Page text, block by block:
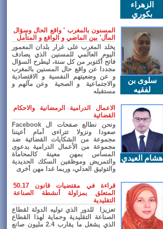
الزهراء
بكوري
سلوى بن
لفقيه
المسنون بالمغرب ' واقع الحال وسؤال
المآل' بين الماضي و الواقع و المتأمل
يخلد المغرب على غرار بلدان المعمور
اليوم العالمي للمسنين الذي يصادف
فاتح أكتوبر من كل سنة، ليطرح السؤال
مجددا عن واقع حال المسنين بالمغرب
و عن وضعيتهم النفسية و الاقتصادية
والاجتماعية و الصحية وعن مآلهم و
مستقبله
هشام العيدي
الاعمال الدرامية الرمضانية والاحكام
القضائية
ونحن نطالع صفحات ال Facebook
صعودا ونزولا تتراءى أمام أعيننا
مجموعة من الشكايات القضائية ضد
مجموعة من الأعمال الدرامية بدعوى
المساس بمهن معينة كالمحاماة
والتمريض وموظفين السكك الحديدية
والتوثيق العدلي، وربما غدا مهن أخرى
قراءة في مقتضيات قانون 50.17
المتعلق بمزاولة أنشطة الصناعة
التقليدية
تعزيزا للدور الذي توليه الدولة لقطاع
الصناعة التقليدية وحماية لهذا القطاع
الذي يشغل ما يقارب 2.4 مليون صانع